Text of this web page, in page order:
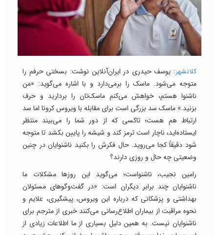
کلانشهر: یوسف حیدری در ایران‌آنلاین نوشت: بسختی حرفم را
متوجه می‌شود. ماسک را برمی‌دارد و با اشاره می‌گوید: «من
ناشنوا هستم، خواهش می‌کنم ماسک‌تان را بردارید و حرف
بزنید.» ماسک سد بزرگی است برای مقابله با ویروس کرونا اما سد
ارتباط هم هست؛ تاکسی که از دور شما را می‌بیند منتظر
ایستاده‌اید، ناچار است ترمز کند و شیشه را پایین بکشد تا متوجه
شود دقیقاً کجا می‌روید. حال فکرش را بکنید ناشنوایان در چنین
وضعیتی چه حال و روزی دارند؟
رامین نجیب، ناشنواست؛ می‌گوید این روزها مشکلات ما
ناشنوایان چند برابر دیگران است: «در گفت‌و‌گوهای مسئولان
بهداشتی و پزشکانی که درباره این ویروس، پیشگیری، علایم و
نحوه مراقبت از بیماران اطلاع‌رسانی می‌کنند خبری از مترجم برای
ناشنوایان نیست. به همین دلیل بسیاری از ما اطلاعات زیادی از